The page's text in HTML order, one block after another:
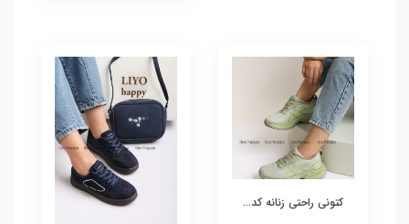
کتونی راحتی زنانه کد...